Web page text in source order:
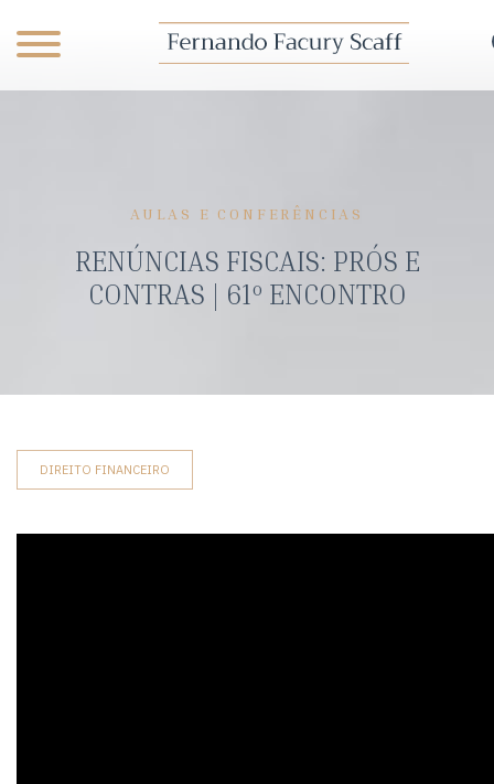
AULAS E CONFERÊNCIAS
RENÚNCIAS FISCAIS: PRÓS E
CONTRAS | 61º ENCONTRO
DIREITO FINANCEIRO